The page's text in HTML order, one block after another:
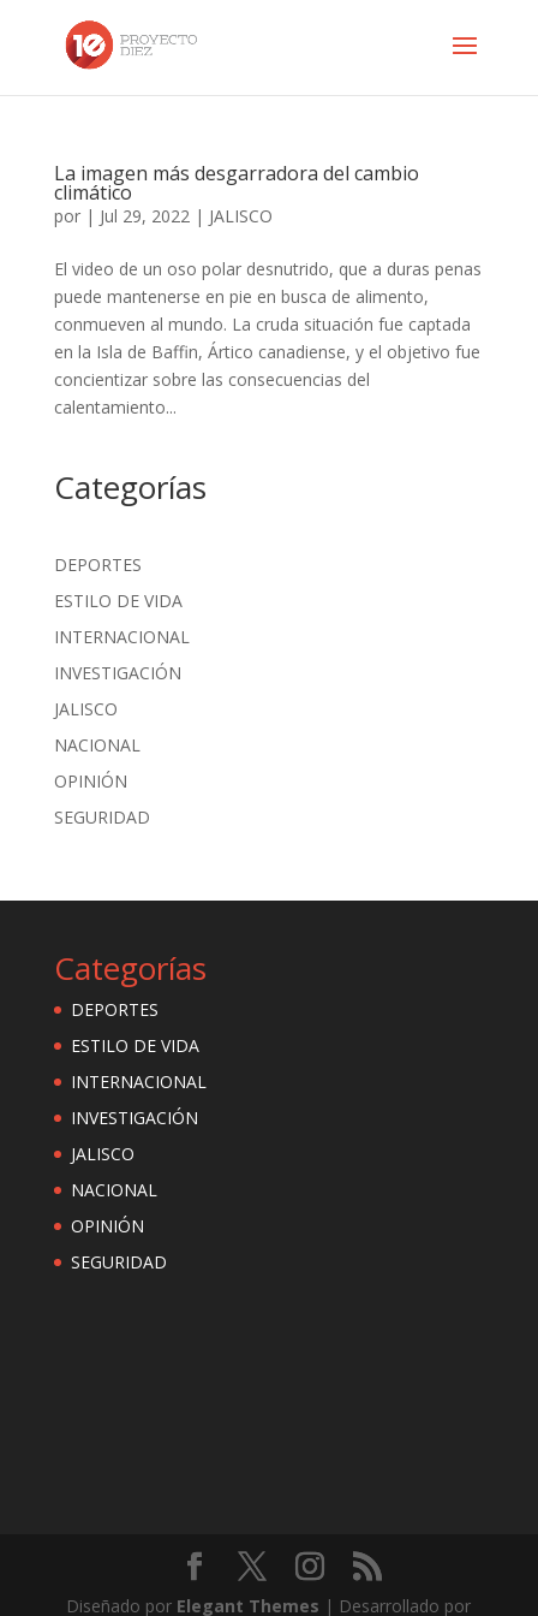
La imagen más desgarradora del cambio
climático
por | Jul 29, 2022| JALISCO
El video de un oso polar desnutrido, que a duras penas
puede mantenerse en pie en busca de alimento,
conmueven al mundo. La cruda situación fue captada
en la Isla de Baffin, Ártico canadiense, y el objetivo fue
concientizar sobre las consecuencias del
calentamiento...
Categorías
DEPORTES
ESTILO DE VIDA
INTERNACIONAL
INVESTIGACIÓN
JALISCO
NACIONAL
OPINIÓN
SEGURIDAD
Categorías
DEPORTES
ESTILO DE VIDA
INTERNACIONAL
INVESTIGACIÓN
JALISCO
NACIONAL
OPINIÓN
SEGURIDAD
Diseñado por Elegant Themes | Desarrollado por